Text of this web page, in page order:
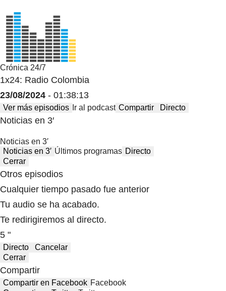
Crónica 24/7
1x24: Radio Colombia
23/08/2024 - 01:38:13
Ver más episodios Ir al podcast Compartir Directo
Noticias en 3′
Noticias en 3′
Noticias en 3′ Últimos programas Directo
Cerrar
Otros episodios
Cualquier tiempo pasado fue anterior
Tu audio se ha acabado.
Te redirigiremos al directo.
5 "
Directo
Cancelar
Cerrar
Compartir
Compartir en Facebook Facebook